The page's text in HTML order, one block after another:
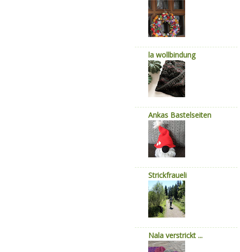
la wollbindung
Ankas Bastelseiten
Strickfraueli
Nala verstrickt ...